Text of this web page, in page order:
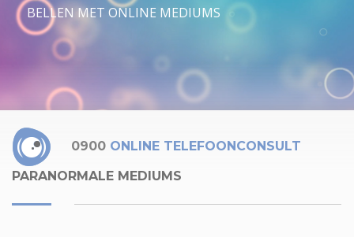
BELLEN MET ONLINE MEDIUMS
0900 ONLINE TELEFOONCONSULT
PARANORMALE MEDIUMS